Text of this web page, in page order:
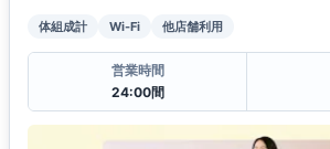
体組成計 Wi-Fi 他店舗利用
営業時間
24:00間